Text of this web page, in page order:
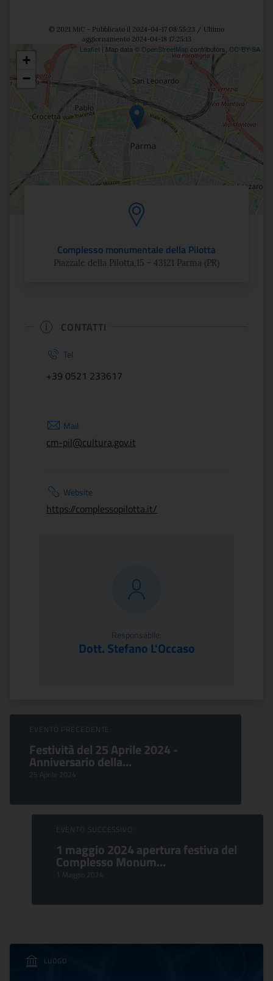
© 2021 MiC - Pubblicato il 2024-04-17 08:55:23 / Ultimo
aggiornamento 2024-04-18 17:25:13
Posizione
+
−
Leaflet | Map data © OpenStreetMapcontributors, CC-BY-SA
Complesso monumentale della Pilotta
Piazzale della Pilotta,15 - 43121 Parma (PR)
CONTATTI
Tel
+39 0521 233617
Mail
cm-pil@cultura.gov.it
Website
https://complessopilotta.it/
Responsabile:
Dott. Stefano L'Occaso
Sfoglia Eventi
EVENTO PRECEDENTE:
Festività del 25 Aprile 2024 -
Anniversario della...
25 Aprile 2024
EVENTO SUCCESSIVO:
1 maggio 2024 apertura festiva del
Complesso Monum...
1 Maggio 2024
LUOGO